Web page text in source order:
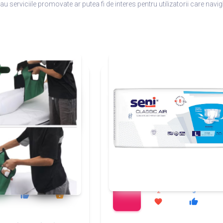
serviciile promovate ar putea fi de interes pentru utilizatorii care
thumb_up
97
shopping_basket
2
favorite
3
thumb_up